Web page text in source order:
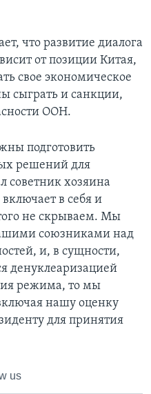
что развитие диалога
от позиции Китая,
свое экономическое
сыграть и санкции,
ООН.
подготовить
решений для
советник хозяина
в себя и
не скрываем. Мы
союзниками над
и, в сущности,
денуклеаризацией
режима, то мы
нашу оценку
для принятия
us